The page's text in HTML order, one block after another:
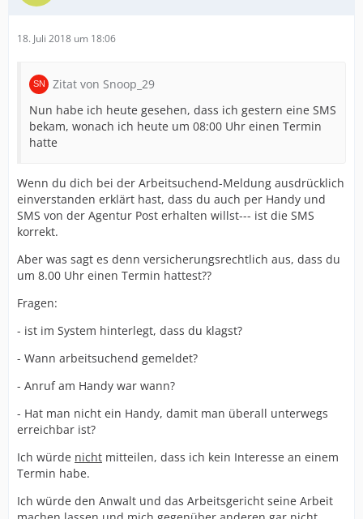
18. Juli 2018 um 18:06
Zitat von Snoop_29
Nun habe ich heute gesehen, dass ich gestern eine SMS
bekam, wonach ich heute um 08:00 Uhr einen Termin
hatte
Wenn du dich bei der Arbeitsuchend-Meldung ausdrücklich
einverstanden erklärt hast, dass du auch per Handy und
SMS von der Agentur Post erhalten willst--- ist die SMS
korrekt.
Aber was sagt es denn versicherungsrechtlich aus, dass du
um 8.00 Uhr einen Termin hattest??
Fragen:
- ist im System hinterlegt, dass du klagst?
- Wann arbeitsuchend gemeldet?
- Anruf am Handy war wann?
- Hat man nicht ein Handy, damit man überall unterwegs
erreichbar ist?
Ich würde nicht mitteilen, dass ich kein Interesse an einem
Termin habe.
Ich würde den Anwalt und das Arbeitsgericht seine Arbeit